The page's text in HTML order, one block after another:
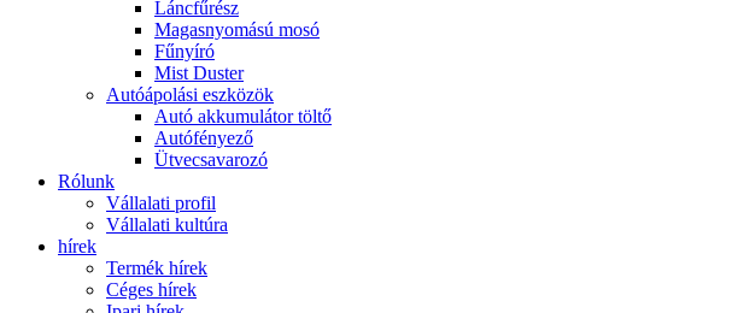
Láncfűrész
Magasnyomású mosó
Fűnyíró
Mist Duster
Autóápolási eszközök
Autó akkumulátor töltő
Autófényező
Ütvecsavarozó
Rólunk
Vállalati profil
Vállalati kultúra
hírek
Termék hírek
Céges hírek